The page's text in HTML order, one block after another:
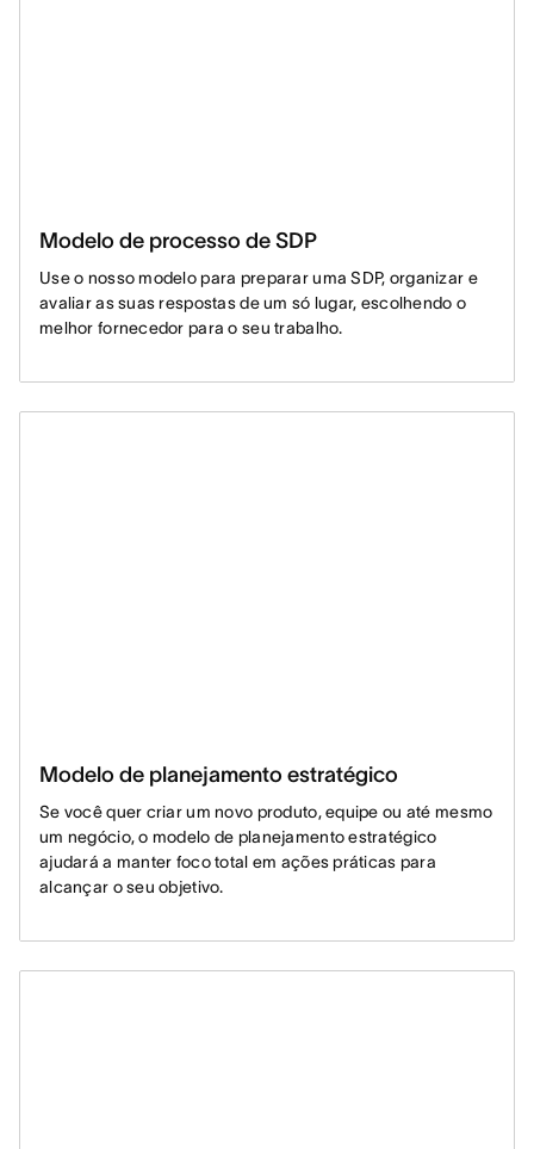
Modelo de processo de SDP
Use o nosso modelo para preparar uma SDP, organizar e
avaliar as suas respostas de um só lugar, escolhendo o
melhor fornecedor para o seu trabalho.
Modelo de planejamento estratégico
Se você quer criar um novo produto, equipe ou até mesmo
um negócio, o modelo de planejamento estratégico
ajudará a manter foco total em ações práticas para
alcançar o seu objetivo.